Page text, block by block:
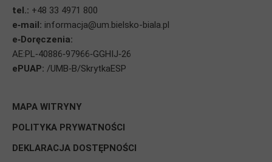
tel.: +48 33 4971 800
e‑mail: informacja@um.bielsko-biala.pl
e‑Doręczenia:
AE:PL‑40886‑97966‑GGHIJ‑26
ePUAP: /UMB‑B/SkrytkaESP
STOPKA
MAPA WITRYNY
POLITYKA PRYWATNOŚCI
DEKLARACJA DOSTĘPNOŚCI